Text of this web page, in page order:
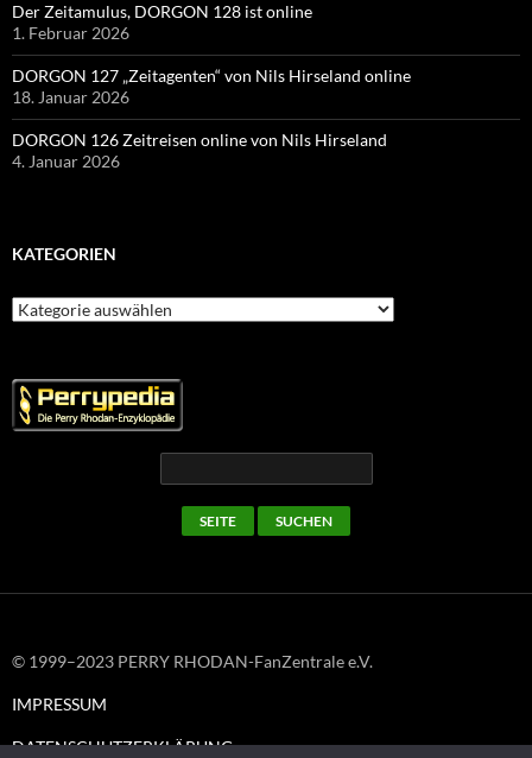
Der Zeitamulus, DORGON 128 ist online
1. Februar 2026
DORGON 127 „Zeitagenten“ von Nils Hirseland online
18. Januar 2026
DORGON 126 Zeitreisen online von Nils Hirseland
4. Januar 2026
KATEGORIEN
Kategorien
© 1999–2023 PERRY RHODAN-FanZentrale e.V.
IMPRESSUM
DATENSCHUTZERKLÄRUNG